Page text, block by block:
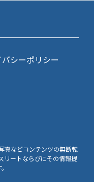
シーポリシー
真などコンテンツの無断転
リートならびにその情報提